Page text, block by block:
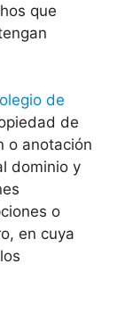
que
de
de
o anotación
dominio y
o
en cuya